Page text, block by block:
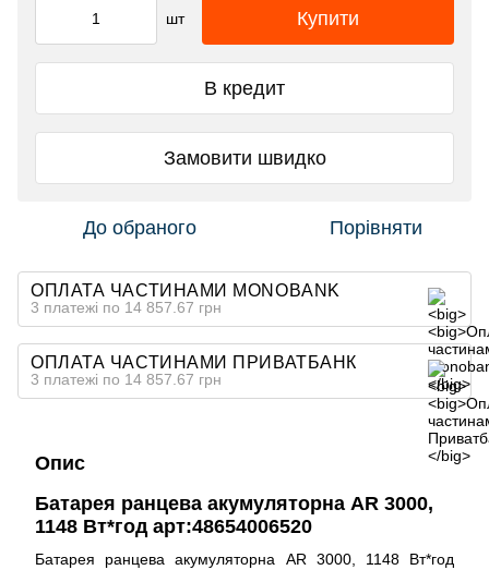
шт Купити
В кредит
Замовити швидко
До обраного Порівняти
ОПЛАТА ЧАСТИНАМИ MONOBANK
3 платежі по 14 857.67 грн
ОПЛАТА ЧАСТИНАМИ ПРИВАТБАНК
3 платежі по 14 857.67 грн
Опис
Батарея ранцева акумуляторна AR 3000,
1148 Вт*год арт:48654006520
Батарея ранцева акумуляторна AR 3000, 1148 Вт*год